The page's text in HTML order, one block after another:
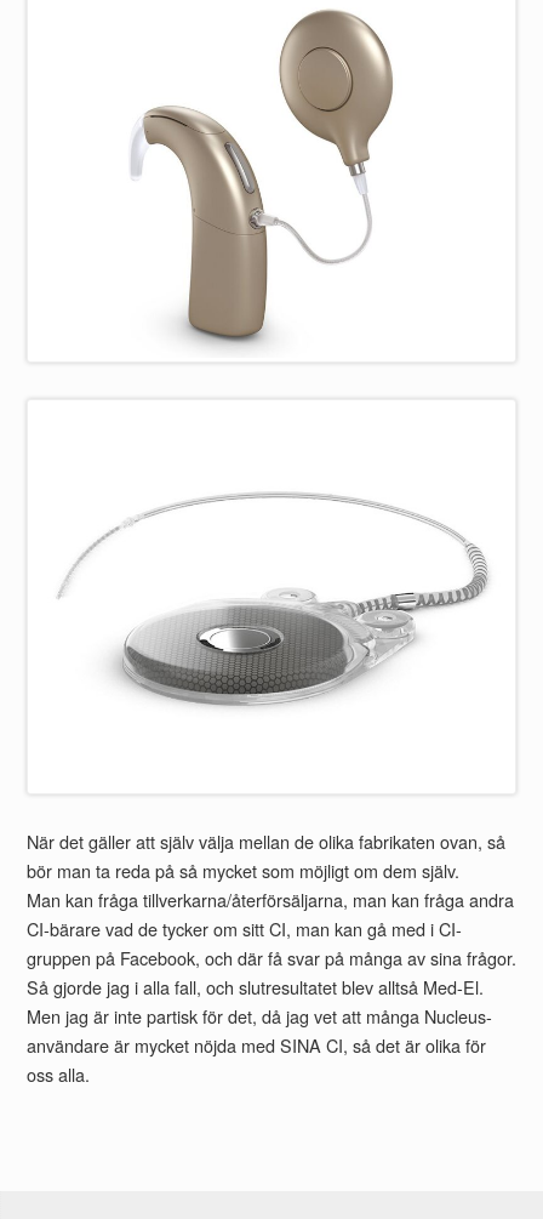
När det gäller att själv välja mellan de olika fabrikaten ovan, så
bör man ta reda på så mycket som möjligt om dem själv.
Man kan fråga tillverkarna/återförsäljarna, man kan fråga andra
CI-bärare vad de tycker om sitt CI, man kan gå med i CI-
gruppen på Facebook, och där få svar på många av sina frågor.
Så gjorde jag i alla fall, och slutresultatet blev alltså Med-El.
Men jag är inte partisk för det, då jag vet att många Nucleus-
användare är mycket nöjda med SINA CI, så det är olika för
oss alla.